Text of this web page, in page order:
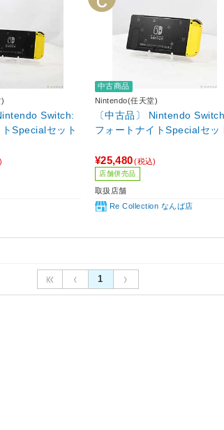
Switch:
Specialセット
中古商品
Nintendo(任天堂)
〔中古品〕 Nintendo
フォートナイトSpecialセッ
¥25,480(税込)
店舗併売品
取扱店舗
Re Collection なんば店
1